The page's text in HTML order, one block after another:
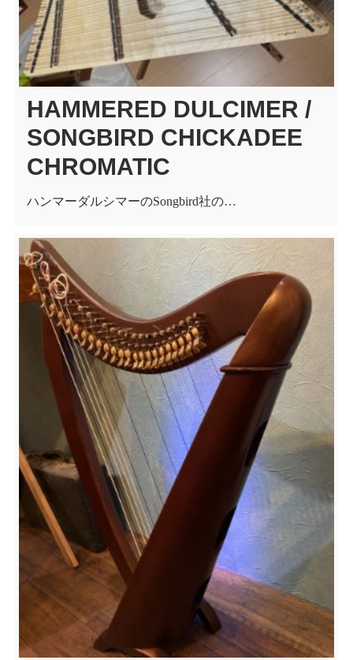
HAMMERED DULCIMER /
SONGBIRD CHICKADEE
CHROMATIC
ハンマーダルシマーのSongbird社の…